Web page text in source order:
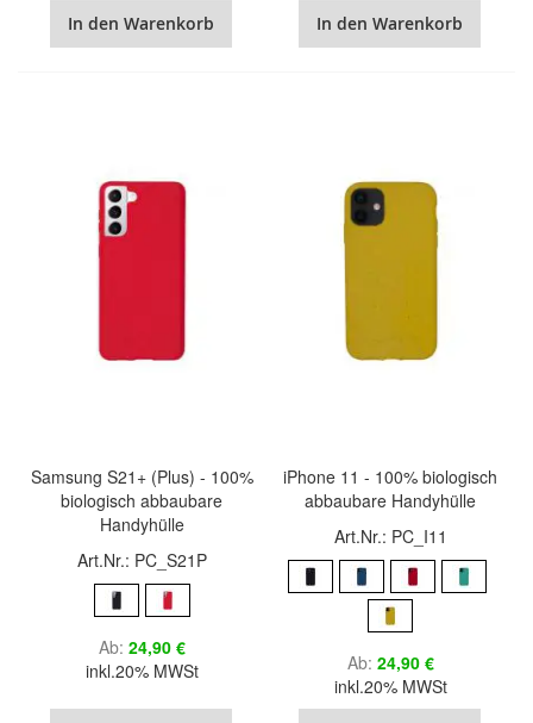
In den Warenkorb In den Warenkorb
Samsung S21+ (Plus) - 100%
biologisch abbaubare
Handyhülle
Art.Nr.: PC_S21P
Ab 24,90 €
inkl.20% MWSt
iPhone 11 - 100% biologisch
abbaubare Handyhülle
Art.Nr.: PC_I11
Ab 24,90 €
inkl.20% MWSt